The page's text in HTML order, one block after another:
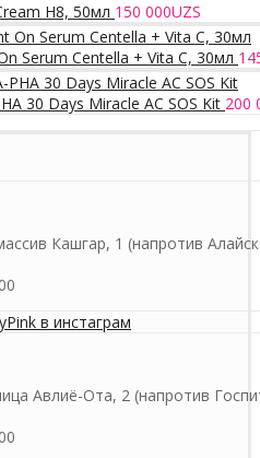
H8, 50мл 150 000UZS
Serum Centella + Vita C, 30мл
30 Days Miracle AC SOS Kit 200
Кашгар, 1 (напротив
Авлиё-Ота, 2 (напротив